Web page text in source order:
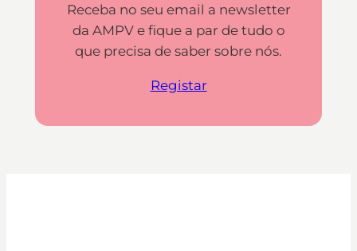
Receba no seu email a newsletter
da AMPV e fique a par de tudo o
que precisa de saber sobre nós.
Registar